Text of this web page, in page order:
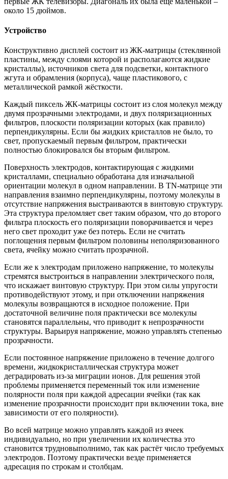
около 15 дюймов.
Устройство
Конструктивно дисплей состоит из ЖК-матрицы (стеклянной
пластины, между слоями которой и располагаются жидкие
кристаллы), источников света для подсветки, контактного
жгута и обрамления (корпуса), чаще пластикового, с
металлической рамкой жёсткости.
Каждый пиксель ЖК-матрицы состоит из слоя молекул между
двумя прозрачными электродами, и двух поляризационных
фильтров, плоскости поляризации которых (как правило)
перпендикулярны. Если бы жидких кристаллов не было, то
свет, пропускаемый первым фильтром, практически
полностью блокировался бы вторым фильтром.
Поверхность электродов, контактирующая с жидкими
кристаллами, специально обработана для изначальной
ориентации молекул в одном направлении. В TN-матрице эти
направления взаимно перпендикулярны, поэтому молекулы в
отсутствие напряжения выстраиваются в винтовую структуру.
Эта структура преломляет свет таким образом, что до второго
фильтра плоскость его поляризации поворачивается и через
него свет проходит уже без потерь. Если не считать
поглощения первым фильтром половины неполяризованного
света, ячейку можно считать прозрачной.
Если же к электродам приложено напряжение, то молекулы
стремятся выстроиться в направлении электрического поля,
что искажает винтовую структуру. При этом силы упругости
противодействуют этому, и при отключении напряжения
молекулы возвращаются в исходное положение. При
достаточной величине поля практически все молекулы
становятся параллельны, что приводит к непрозрачности
структуры. Варьируя напряжение, можно управлять степенью
прозрачности.
Если постоянное напряжение приложено в течение долгого
времени, жидкокристаллическая структура может
деградировать из-за миграции ионов. Для решения этой
проблемы применяется переменный ток или изменение
полярности поля при каждой адресации ячейки (так как
изменение прозрачности происходит при включении тока, вне
зависимости от его полярности).
Во всей матрице можно управлять каждой из ячеек
индивидуально, но при увеличении их количества это
становится трудновыполнимо, так как растёт число требуемых
электродов. Поэтому практически везде применяется
адресация по строкам и столбцам.